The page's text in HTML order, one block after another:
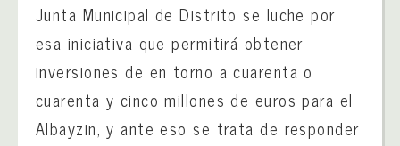
Junta Municipal de Distrito se luche por
esa iniciativa que permitirá obtener
inversiones de en torno a cuarenta o
cuarenta y cinco millones de euros para el
Albayzin, y ante eso se trata de responder